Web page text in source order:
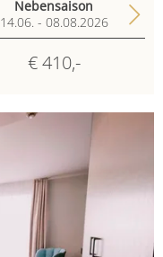
Nebensaison
14.06. - 08.08.2026
€ 410,-